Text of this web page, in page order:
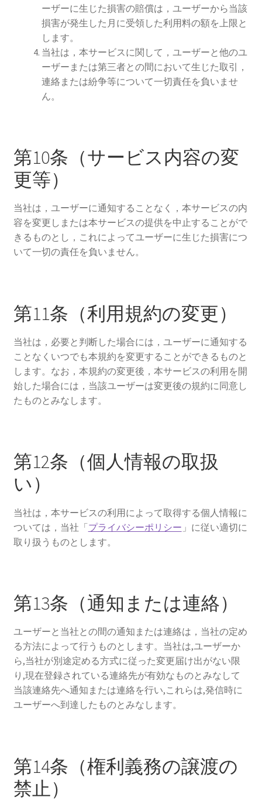
ーザーに生じた損害の賠償は，ユーザーから当該
損害が発生した月に受領した利用料の額を上限と
します。
当社は，本サービスに関して，ユーザーと他のユ
ーザーまたは第三者との間において生じた取引，
連絡または紛争等について一切責任を負いませ
ん。
第10条（サービス内容の変
更等）
当社は，ユーザーに通知することなく，本サービスの内
容を変更しまたは本サービスの提供を中止することがで
きるものとし，これによってユーザーに生じた損害につ
いて一切の責任を負いません。
第11条（利用規約の変更）
当社は，必要と判断した場合には，ユーザーに通知する
ことなくいつでも本規約を変更することができるものと
します。なお，本規約の変更後，本サービスの利用を開
始した場合には，当該ユーザーは変更後の規約に同意し
たものとみなします。
第12条（個人情報の取扱
い）
当社は，本サービスの利用によって取得する個人情報に
ついては，当社「プライバシーポリシー 」に従い適切に
取り扱うものとします。
第13条（通知または連絡）
ユーザーと当社との間の通知または連絡は，当社の定め
る方法によって行うものとします。当社は,ユーザーか
ら,当社が別途定める方式に従った変更届け出がない限
り,現在登録されている連絡先が有効なものとみなして
当該連絡先へ通知または連絡を行い,これらは,発信時に
ユーザーへ到達したものとみなします。
第14条（権利義務の譲渡の
禁止）